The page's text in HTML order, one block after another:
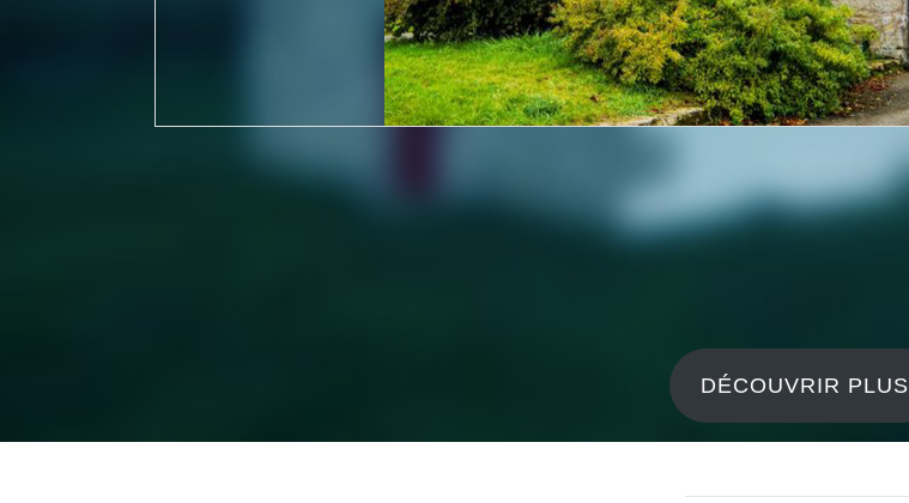
DÉCOUVRIR PLUS